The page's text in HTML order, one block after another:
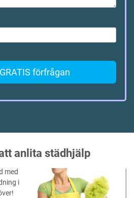
förfrågan
anlita städhjälp
med
i